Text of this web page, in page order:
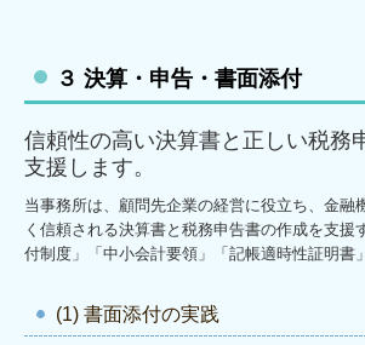
３ 決算・申告・書面添付
信頼性の高い決算書と正しい税務
支援します。
当事務所は、顧問先企業の経営に役立ち、金融
く信頼される決算書と税務申告書の作成を支援
付制度」「中小会計要領」「記帳適時性証明書
(1) 書面添付の実践